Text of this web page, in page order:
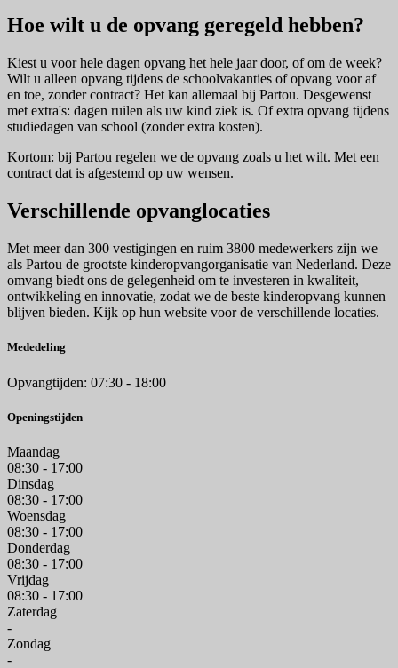
Hoe wilt u de opvang geregeld hebben?
Kiest u voor hele dagen opvang het hele jaar door, of om de week?
Wilt u alleen opvang tijdens de schoolvakanties of opvang voor af
en toe, zonder contract? Het kan allemaal bij Partou. Desgewenst
met extra's: dagen ruilen als uw kind ziek is. Of extra opvang tijdens
studiedagen van school (zonder extra kosten).
Kortom: bij Partou regelen we de opvang zoals u het wilt. Met een
contract dat is afgestemd op uw wensen.
Verschillende opvanglocaties
Met meer dan 300 vestigingen en ruim 3800 medewerkers zijn we
als Partou de grootste kinderopvangorganisatie van Nederland. Deze
omvang biedt ons de gelegenheid om te investeren in kwaliteit,
ontwikkeling en innovatie, zodat we de beste kinderopvang kunnen
blijven bieden. Kijk op hun website voor de verschillende locaties.
Mededeling
Opvangtijden: 07:30 - 18:00
Openingstijden
Maandag
08:30 - 17:00
Dinsdag
08:30 - 17:00
Woensdag
08:30 - 17:00
Donderdag
08:30 - 17:00
Vrijdag
08:30 - 17:00
Zaterdag
-
Zondag
-